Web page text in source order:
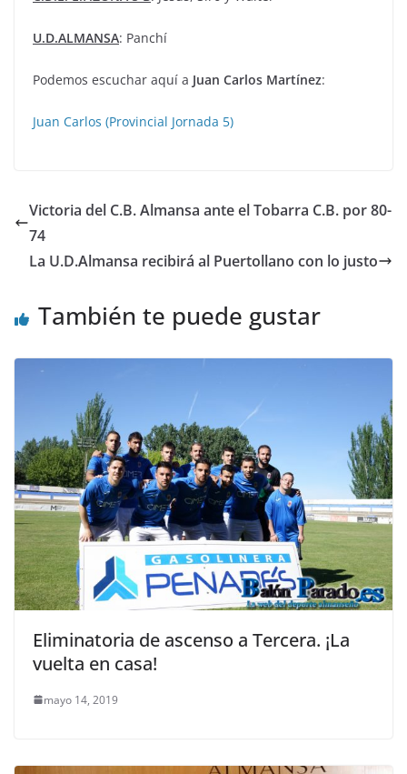
U.D.ALMANSA: Panchí
Podemos escuchar aquí a Juan Carlos Martínez:
Juan Carlos (Provincial Jornada 5)
Victoria del C.B. Almansa ante el Tobarra C.B. por 80-
74
La U.D.Almansa recibirá al Puertollano con lo justo
También te puede gustar
Eliminatoria de ascenso a Tercera. ¡La
vuelta en casa!
mayo 14, 2019